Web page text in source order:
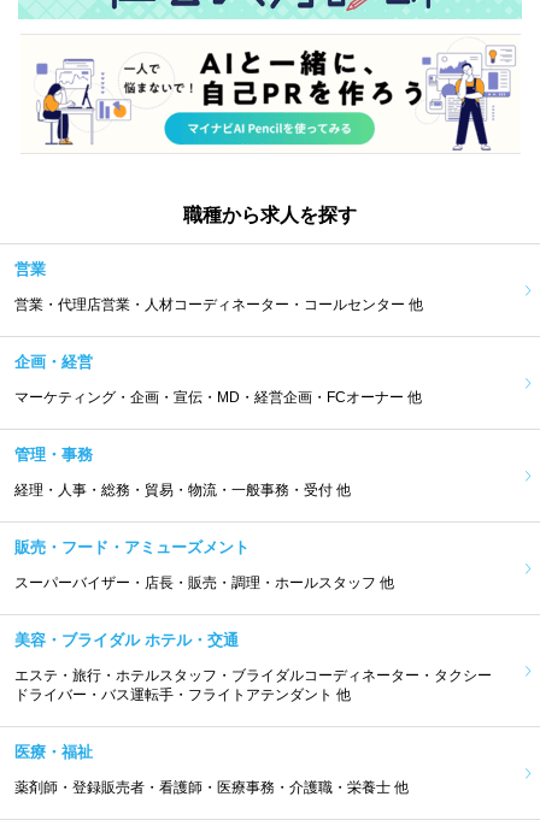
職種から求人を探す
営業
営業・代理店営業・人材コーディネーター・コールセンター 他
企画・経営
マーケティング・企画・宣伝・MD・経営企画・FCオーナー 他
管理・事務
経理・人事・総務・貿易・物流・一般事務・受付 他
販売・フード・アミューズメント
スーパーバイザー・店長・販売・調理・ホールスタッフ 他
美容・ブライダル ホテル・交通
エステ・旅行・ホテルスタッフ・ブライダルコーディネーター・タクシー
ドライバー・バス運転手・フライトアテンダント 他
医療・福祉
薬剤師・登録販売者・看護師・医療事務・介護職・栄養士 他